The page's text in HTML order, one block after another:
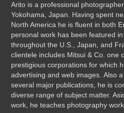
Arito is a professional
Yokohama, Japan. Having spent
North America he is fluent in both
personal work has been featured
throughout the U.S., Japan, and
clientele includes Mitsui & Co. one
prestigious corporations for which
advertising and web images. Also
several major publications, he is
diverse range of subject matter.
work, he teaches photography